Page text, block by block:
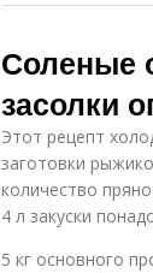
Соленые
засолки
Этот рецепт
заготовки
количество
4 л закуски
5 кг основного